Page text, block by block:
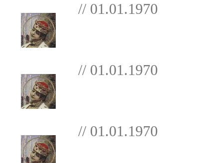
// 01.01.1970
// 01.01.1970
// 01.01.1970